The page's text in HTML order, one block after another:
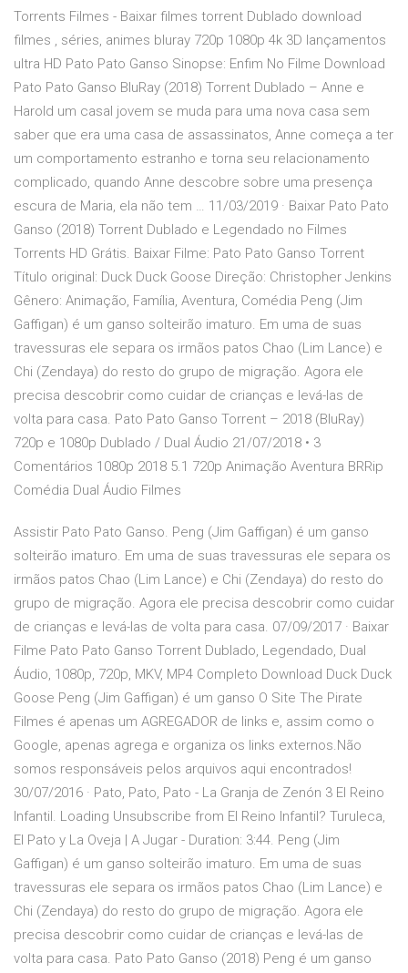
Torrents Filmes - Baixar filmes torrent Dublado download
filmes , séries, animes bluray 720p 1080p 4k 3D lançamentos
ultra HD Pato Pato Ganso Sinopse: Enfim No Filme Download
Pato Pato Ganso BluRay (2018) Torrent Dublado – Anne e
Harold um casal jovem se muda para uma nova casa sem
saber que era uma casa de assassinatos, Anne começa a ter
um comportamento estranho e torna seu relacionamento
complicado, quando Anne descobre sobre uma presença
escura de Maria, ela não tem … 11/03/2019 · Baixar Pato Pato
Ganso (2018) Torrent Dublado e Legendado no Filmes
Torrents HD Grátis. Baixar Filme: Pato Pato Ganso Torrent
Título original: Duck Duck Goose Direção: Christopher Jenkins
Gênero: Animação, Família, Aventura, Comédia Peng (Jim
Gaffigan) é um ganso solteirão imaturo. Em uma de suas
travessuras ele separa os irmãos patos Chao (Lim Lance) e
Chi (Zendaya) do resto do grupo de migração. Agora ele
precisa descobrir como cuidar de crianças e levá-las de
volta para casa. Pato Pato Ganso Torrent – 2018 (BluRay)
720p e 1080p Dublado / Dual Áudio 21/07/2018 • 3
Comentários 1080p 2018 5.1 720p Animação Aventura BRRip
Comédia Dual Áudio Filmes
Assistir Pato Pato Ganso. Peng (Jim Gaffigan) é um ganso
solteirão imaturo. Em uma de suas travessuras ele separa os
irmãos patos Chao (Lim Lance) e Chi (Zendaya) do resto do
grupo de migração. Agora ele precisa descobrir como cuidar
de crianças e levá-las de volta para casa. 07/09/2017 · Baixar
Filme Pato Pato Ganso Torrent Dublado, Legendado, Dual
Áudio, 1080p, 720p, MKV, MP4 Completo Download Duck Duck
Goose Peng (Jim Gaffigan) é um ganso O Site The Pirate
Filmes é apenas um AGREGADOR de links e, assim como o
Google, apenas agrega e organiza os links externos.Não
somos responsáveis pelos arquivos aqui encontrados!
30/07/2016 · Pato, Pato, Pato - La Granja de Zenón 3 El Reino
Infantil. Loading Unsubscribe from El Reino Infantil? Turuleca,
El Pato y La Oveja | A Jugar - Duration: 3:44. Peng (Jim
Gaffigan) é um ganso solteirão imaturo. Em uma de suas
travessuras ele separa os irmãos patos Chao (Lim Lance) e
Chi (Zendaya) do resto do grupo de migração. Agora ele
precisa descobrir como cuidar de crianças e levá-las de
volta para casa. Pato Pato Ganso (2018) Peng é um ganso